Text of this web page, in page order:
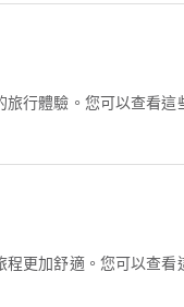
行體驗。您可以查看這
更加舒適。您可以查